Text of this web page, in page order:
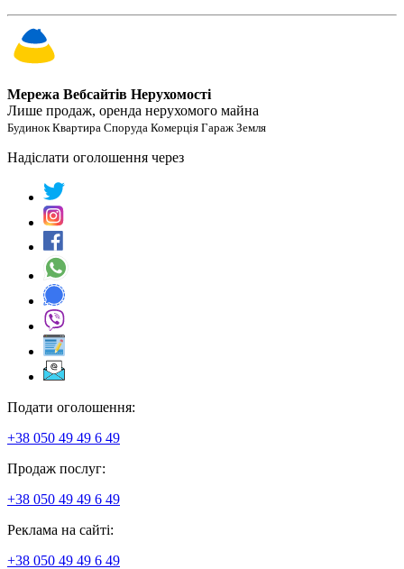
Мережа Вебсайтів Нерухомості
Лише продаж, оренда нерухомого майна
Будинок Квартира Споруда Комерція Гараж Земля
Надіслати оголошення через
Подати оголошення:
+38 050 49 49 6 49
Продаж послуг:
+38 050 49 49 6 49
Реклама на сайті:
+38 050 49 49 6 49